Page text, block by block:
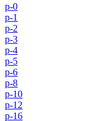
p-0
p-1
p-2
p-3
p-4
p-5
p-6
p-8
p-10
p-12
p-16